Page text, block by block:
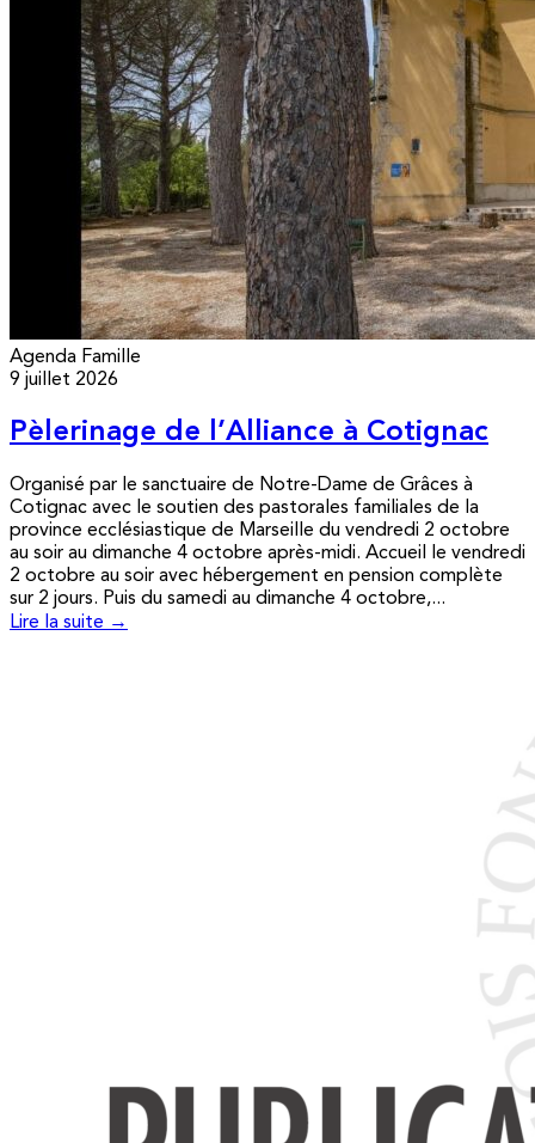
Agenda Famille
9 juillet 2026
Pèlerinage de l’Alliance à Cotignac
Organisé par le sanctuaire de Notre-Dame de Grâces à
Cotignac avec le soutien des pastorales familiales de la
province ecclésiastique de Marseille du vendredi 2 octobre
au soir au dimanche 4 octobre après-midi. Accueil le vendredi
2 octobre au soir avec hébergement en pension complète
sur 2 jours. Puis du samedi au dimanche 4 octobre,...
Lire la suite →